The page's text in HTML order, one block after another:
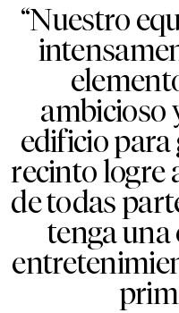
“Nuestro
ambicioso
edificio
recinto logre
de todas
tenga una